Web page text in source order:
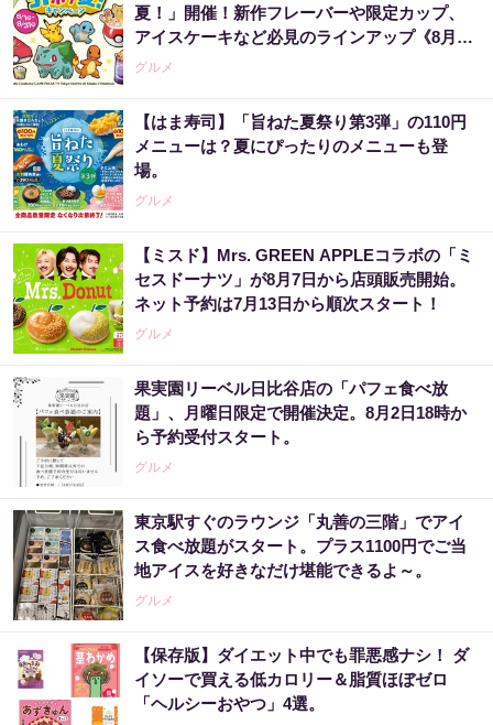
夏！」開催！新作フレーバーや限定カップ、
アイスケーキなど必見のラインアップ《8月1
日スタート》
グルメ
【はま寿司】「旨ねた夏祭り第3弾」の110円
メニューは？夏にぴったりのメニューも登
場。
グルメ
【ミスド】Mrs. GREEN APPLEコラボの「ミ
セスドーナツ」が8月7日から店頭販売開始。
ネット予約は7月13日から順次スタート！
グルメ
果実園リーベル日比谷店の「パフェ食べ放
題」、月曜日限定で開催決定。8月2日18時か
ら予約受付スタート。
グルメ
東京駅すぐのラウンジ「丸善の三階」でアイ
ス食べ放題がスタート。プラス1100円でご当
地アイスを好きなだけ堪能できるよ～。
グルメ
【保存版】ダイエット中でも罪悪感ナシ！ ダ
イソーで買える低カロリー＆脂質ほぼゼロ
「ヘルシーおやつ」4選。